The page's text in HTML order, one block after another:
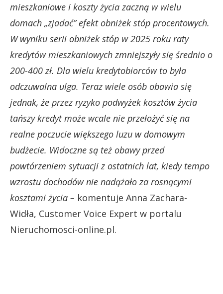
mieszkaniowe i koszty życia zaczną w wielu
domach „zjadać” efekt obniżek stóp procentowych.
W wyniku serii obniżek stóp w 2025 roku raty
kredytów mieszkaniowych zmniejszyły się średnio o
200-400 zł. Dla wielu kredytobiorców to była
odczuwalna ulga. Teraz wiele osób obawia się
jednak, że przez ryzyko podwyżek kosztów życia
tańszy kredyt może wcale nie przełożyć się na
realne poczucie większego luzu w domowym
budżecie. Widoczne są też obawy przed
powtórzeniem sytuacji z ostatnich lat, kiedy tempo
wzrostu dochodów nie nadążało za rosnącymi
kosztami życia – komentuje Anna Zachara-
Widła, Customer Voice Expert w portalu
Nieruchomosci-online.pl.